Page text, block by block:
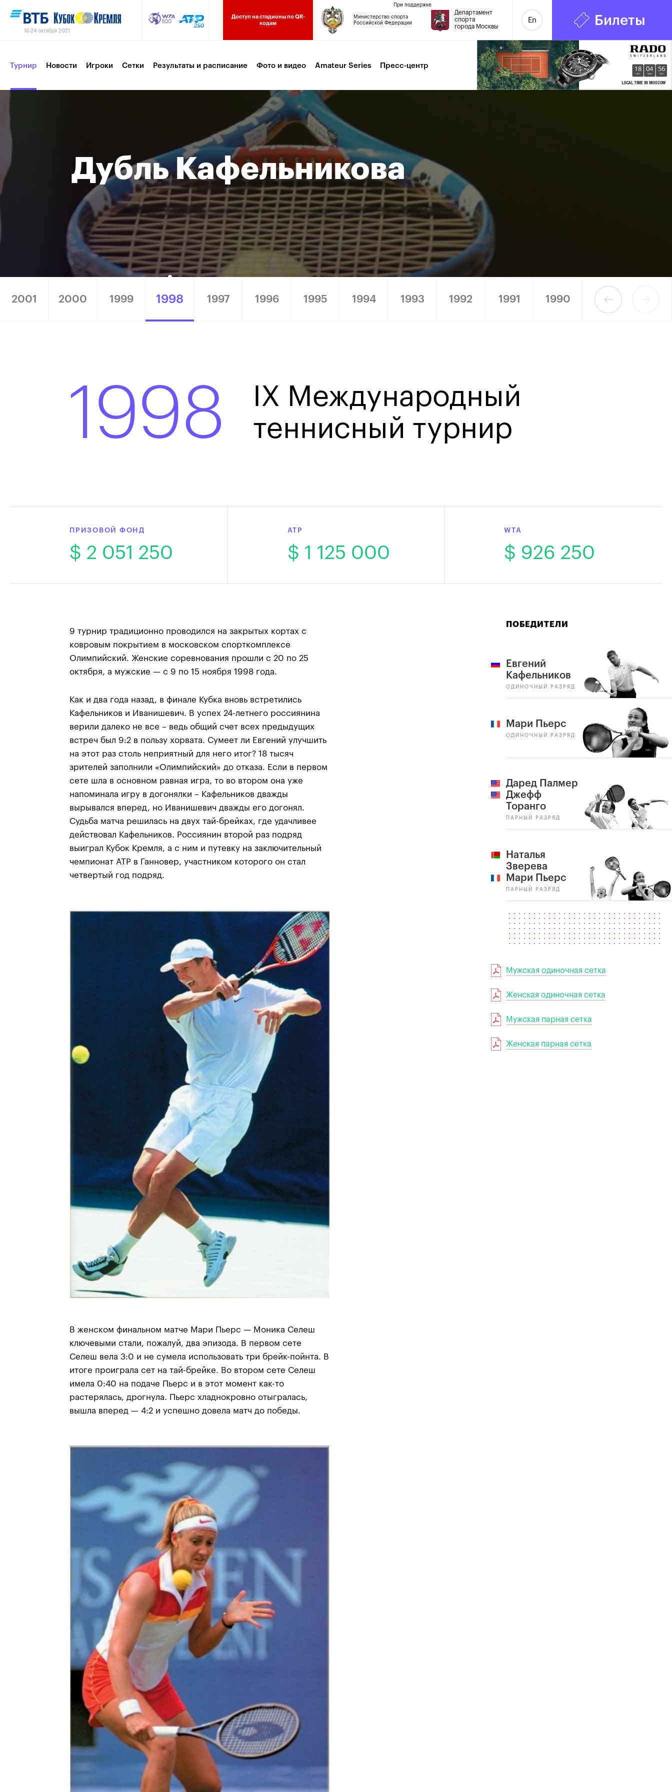
16-24 октября 2021
Доступ на стадионы по QR-
кодам
При поддержке
Министерство спорта
Российской Федерации
Департамент
спорта
города Москвы
En Билеты
Турнир Новости Игроки Сетки Результаты и расписание Фото и видео Amateur Series Пресс-центр 18
HRS
04
MINS
57
SECS
Дубль Кафельникова
2001 2000 1999 1998 1997 1996 1995 1994 1993 1992 1991 1990
1998
IX Международный
теннисный турнир
ПРИЗОВОЙ ФОНД
$ 2 051 250
ATP
$ 1 125 000
WTA
$ 926 250
9 турнир традиционно проводился на закрытых кортах с
ковровым покрытием в московском спорткомплексе
Олимпийский. Женские соревнования прошли с 20 по 25
октября, а мужские — с 9 по 15 ноября 1998 года.
Как и два года назад, в финале Кубка вновь встретились
Кафельников и Иванишевич. В успех 24-летнего россиянина
верили далеко не все – ведь общий счет всех предыдущих
встреч был 9:2 в пользу хорвата. Сумеет ли Евгений улучшить
на этот раз столь неприятный для него итог? 18 тысяч
зрителей заполнили «Олимпийский» до отказа. Если в первом
сете шла в основном равная игра, то во втором она уже
напоминала игру в догонялки – Кафельников дважды
вырывался вперед, но Иванишевич дважды его догонял.
Судьба матча решилась на двух тай-брейках, где удачливее
действовал Кафельников. Россиянин второй раз подряд
выиграл Кубок Кремля, а с ним и путевку на заключительный
чемпионат АТР в Ганновер, участником которого он стал
четвертый год подряд.
В женском финальном матче Мари Пьерс — Моника Селеш
ключевыми стали, пожалуй, два эпизода. В первом сете
Селеш вела 3:0 и не сумела использовать три брейк-пойнта. В
итоге проиграла сет на тай-брейке. Во втором сете Селеш
имела 0:40 на подаче Пьерс и в этот момент как-то
растерялась, дрогнула. Пьерс хладнокровно отыгралась,
вышла вперед — 4:2 и успешно довела матч до победы.
ПОБЕДИТЕЛИ
Евгений
Кафельников
ОДИНОЧНЫЙ РАЗРЯД
Мари Пьерс
ОДИНОЧНЫЙ РАЗРЯД
Даред Палмер
Джефф
Торанго
ПАРНЫЙ РАЗРЯД
Наталья
Зверева
Мари Пьерс
ПАРНЫЙ РАЗРЯД
Мужская одиночная сетка
Женская одиночная сетка
Мужская парная сетка
Женская парная сетка